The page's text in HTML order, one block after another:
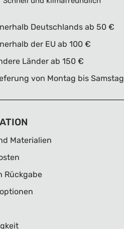
Deutschlands ab 50 €
der EU ab 100 €
Länder ab 150 €
von Montag bis Samstag
Materialien
Rückgabe